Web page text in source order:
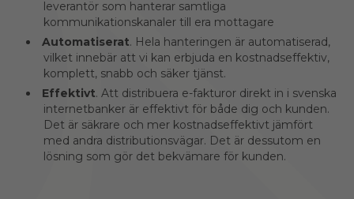
leverantör som hanterar samtliga
kommunikationskanaler till era mottagare
Automatiserat. Hela hanteringen är automatiserad,
vilket innebär att vi kan erbjuda en kostnadseffektiv,
komplett, snabb och säker tjänst.
Effektivt. Att distribuera e-fakturor direkt in i svenska
internetbanker är effektivt för både dig och kunden.
Det är säkrare och mer kostnadseffektivt jämfört
med andra distributionsvägar. Det är dessutom en
lösning som gör det bekvämare för kunden.